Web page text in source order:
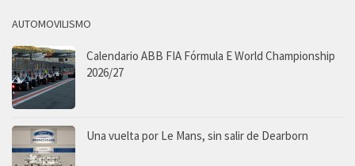
AUTOMOVILISMO
Calendario ABB FIA Fórmula E World Championship
2026/27
Una vuelta por Le Mans, sin salir de Dearborn